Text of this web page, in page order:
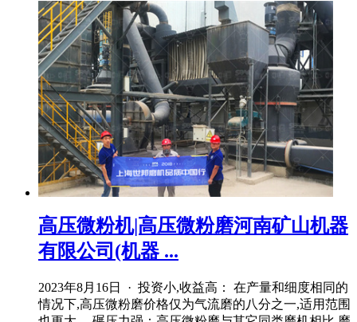
高压微粉机|高压微粉磨河南矿山机器
有限公司(机器 ...
2023年8月16日 · 投资小,收益高： 在产量和细度相同的
情况下,高压微粉磨价格仅为气流磨的八分之一,适用范围